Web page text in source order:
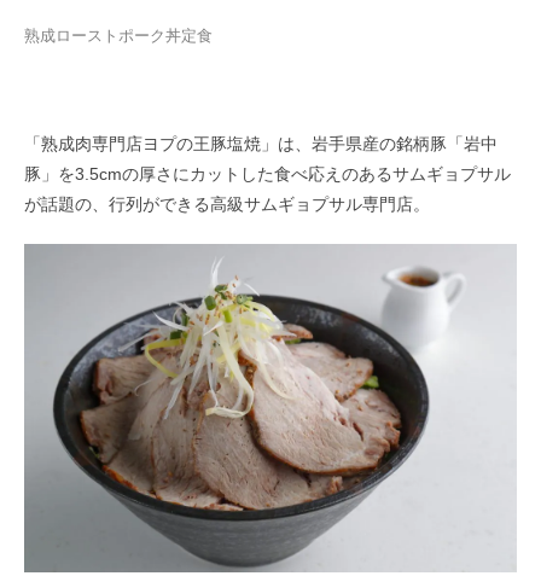
熟成ローストポーク丼定食
「熟成肉専門店ヨプの王豚塩焼」は、岩手県産の銘柄豚「岩中
豚」を3.5cmの厚さにカットした食べ応えのあるサムギョプサル
が話題の、行列ができる高級サムギョプサル専門店。